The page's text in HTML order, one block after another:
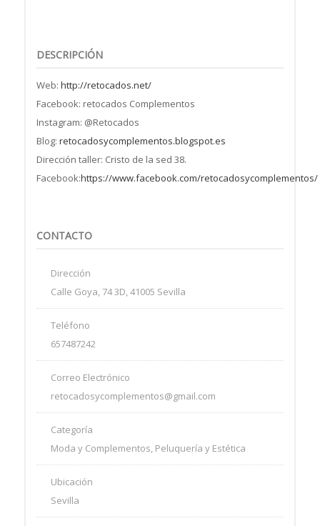
DESCRIPCIÓN
Web: http://retocados.net/
Facebook: retocados Complementos
Instagram: @Retocados
Blog: retocadosycomplementos.blogspot.es
Dirección taller: Cristo de la sed 38.
Facebook:https://www.facebook.com/retocadosycomplementos/
CONTACTO
Dirección
Calle Goya, 74 3D, 41005 Sevilla
Teléfono
657487242
Correo Electrónico
retocadosycomplementos@gmail.com
Categoría
Moda y Complementos, Peluquería y Estética
Ubicación
Sevilla